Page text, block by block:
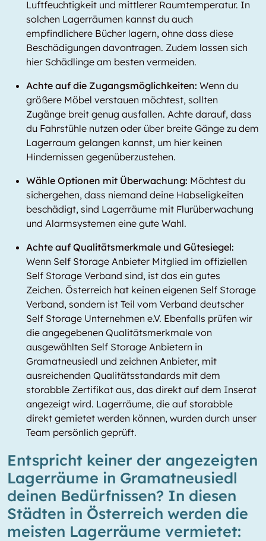
Luftfeuchtigkeit und mittlerer Raumtemperatur. In
solchen Lagerräumen kannst du auch
empfindlichere Bücher lagern, ohne dass diese
Beschädigungen davontragen. Zudem lassen sich
hier Schädlinge am besten vermeiden.
Achte auf die Zugangsmöglichkeiten: Wenn du
größere Möbel verstauen möchtest, sollten
Zugänge breit genug ausfallen. Achte darauf, dass
du Fahrstühle nutzen oder über breite Gänge zu dem
Lagerraum gelangen kannst, um hier keinen
Hindernissen gegenüberzustehen.
Wähle Optionen mit Überwachung: Möchtest du
sichergehen, dass niemand deine Habseligkeiten
beschädigt, sind Lagerräume mit Flurüberwachung
und Alarmsystemen eine gute Wahl.
Achte auf Qualitätsmerkmale und Gütesiegel:
Wenn Self Storage Anbieter Mitglied im offiziellen
Self Storage Verband sind, ist das ein gutes
Zeichen. Österreich hat keinen eigenen Self Storage
Verband, sondern ist Teil vom Verband deutscher
Self Storage Unternehmen e.V. Ebenfalls prüfen wir
die angegebenen Qualitätsmerkmale von
ausgewählten Self Storage Anbietern in
Gramatneusiedl und zeichnen Anbieter, mit
ausreichenden Qualitätsstandards mit dem
storabble Zertifikat aus, das direkt auf dem Inserat
angezeigt wird. Lagerräume, die auf storabble
direkt gemietet werden können, wurden durch unser
Team persönlich geprüft.
Entspricht keiner der angezeigten
Lagerräume in Gramatneusiedl
deinen Bedürfnissen? In diesen
Städten in Österreich werden die
meisten Lagerräume vermietet: